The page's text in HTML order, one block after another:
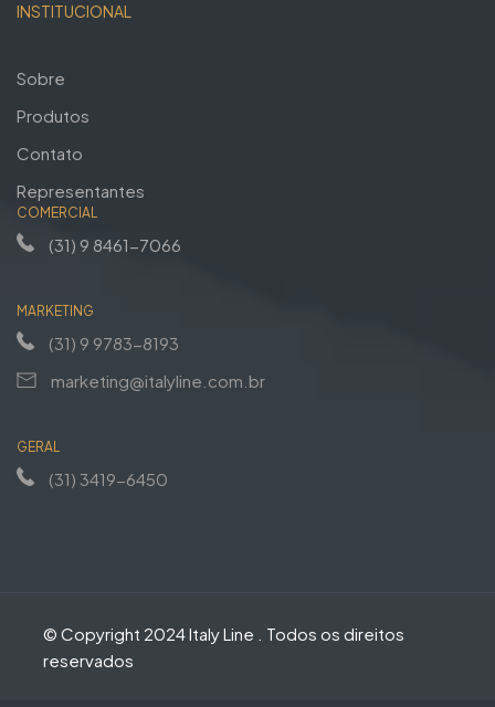
INSTITUCIONAL
Sobre
Produtos
Contato
Representantes
COMERCIAL
(31) 9 8461-7066
MARKETING
(31) 9 9783-8193
marketing@italyline.com.br
GERAL
(31) 3419-6450
© Copyright 2024 Italy Line . Todos os direitos
reservados